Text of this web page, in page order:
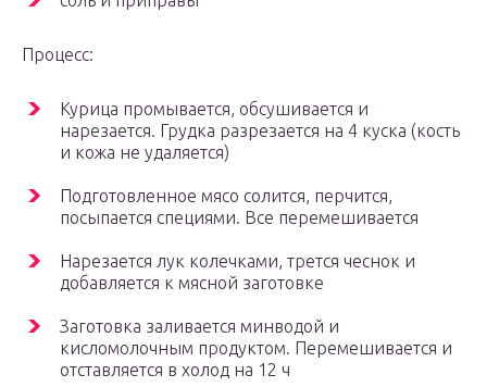
Процесс:
Курица промывается, обсушивается и
нарезается. Грудка разрезается на 4 куска (кость
и кожа не удаляется)
Подготовленное мясо солится, перчится,
посыпается специями. Все перемешивается
Нарезается лук колечками, трется чеснок и
добавляется к мясной заготовке
Заготовка заливается минводой и
кисломолочным продуктом. Перемешивается и
отставляется в холод на 12 ч